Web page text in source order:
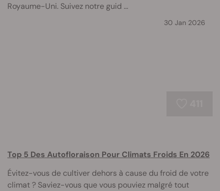
Royaume-Uni. Suivez notre guid ...
30 Jan 2026
Top 5 Des Autofloraison Pour Climats Froids En 2026
Évitez-vous de cultiver dehors à cause du froid de votre
climat ? Saviez-vous que vous pouviez malgré tout